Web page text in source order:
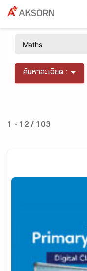
ค้นหาละเอียด :
1 - 12 / 103